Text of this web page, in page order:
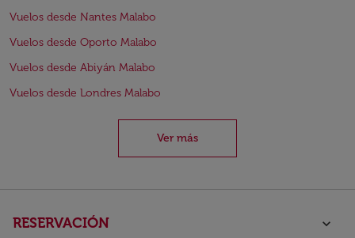
Vuelos desde Nantes Malabo
Vuelos desde Oporto Malabo
Vuelos desde Abiyán Malabo
Vuelos desde Londres Malabo
Ver más
RESERVACIÓN keyboard_arrow_down